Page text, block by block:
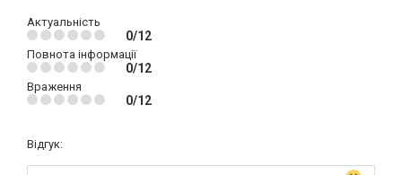
Актуальність
0/12
Повнота інформації
0/12
Враження
0/12
Відгук: